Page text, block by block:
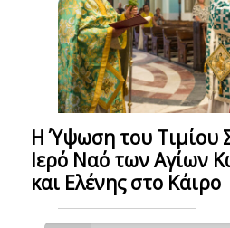
Η Ύψωση του Τιμίου
Ιερό Ναό των Αγίων
και Ελένης στο Κάιρο